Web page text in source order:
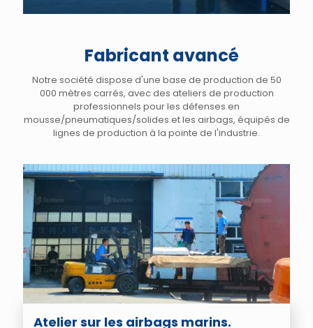
Fabricant avancé
Notre société dispose d'une base de production de 50
000 mètres carrés, avec des ateliers de production
professionnels pour les défenses en
mousse/pneumatiques/solides et les airbags, équipés de
lignes de production à la pointe de l'industrie.
Atelier sur les airbags marins.